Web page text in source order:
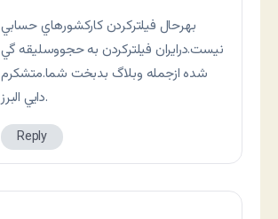
بهرحال فيلترکردن کارکشورهاي حسابي
نيست.درايران فيلترکردن به حجووسليقه گي
شده ازجمله وبلاگ بدبخت شما.متشکرم
.دايي البرز
Reply